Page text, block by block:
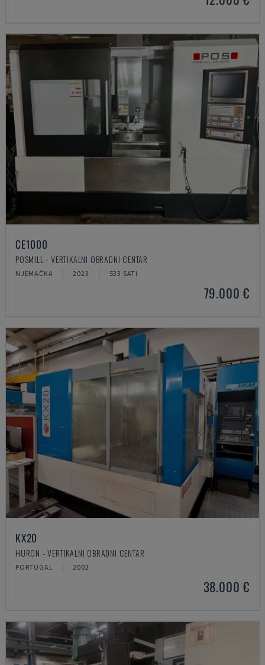
CE1000
POSMILL - VERTIKALNI OBRADNI CENTAR
NJEMAČKA 2023 533 SATI
79.000 €
KX20
HURON - VERTIKALNI OBRADNI CENTAR
PORTUGAL 2002
38.000 €